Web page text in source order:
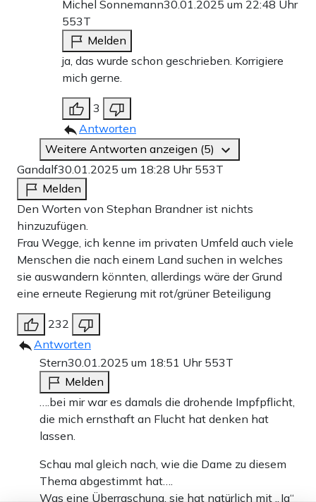
Michel Sonnemann30.01.2025 um 22:48 Uhr
553T
Melden
ja, das wurde schon geschrieben. Korrigiere
mich gerne.
3
Antworten
Weitere Antworten anzeigen (5)
Gandalf30.01.2025 um 18:28 Uhr 553T
Melden
Den Worten von Stephan Brandner ist nichts
hinzuzufügen.
Frau Wegge, ich kenne im privaten Umfeld auch viele
Menschen die nach einem Land suchen in welches
sie auswandern könnten, allerdings wäre der Grund
eine erneute Regierung mit rot/grüner Beteiligung
232
Antworten
Stern30.01.2025 um 18:51 Uhr 553T
Melden
….bei mir war es damals die drohende Impfpflicht,
die mich ernsthaft an Flucht hat denken hat
lassen.
Schau mal gleich nach, wie die Dame zu diesem
Thema abgestimmt hat….
Was eine Überraschung, sie hat natürlich mit „Ja“